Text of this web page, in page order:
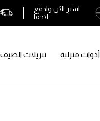
اشترِ الآن وادفع
لاحقًا
أدوات منزلية تنزيلات الصيف